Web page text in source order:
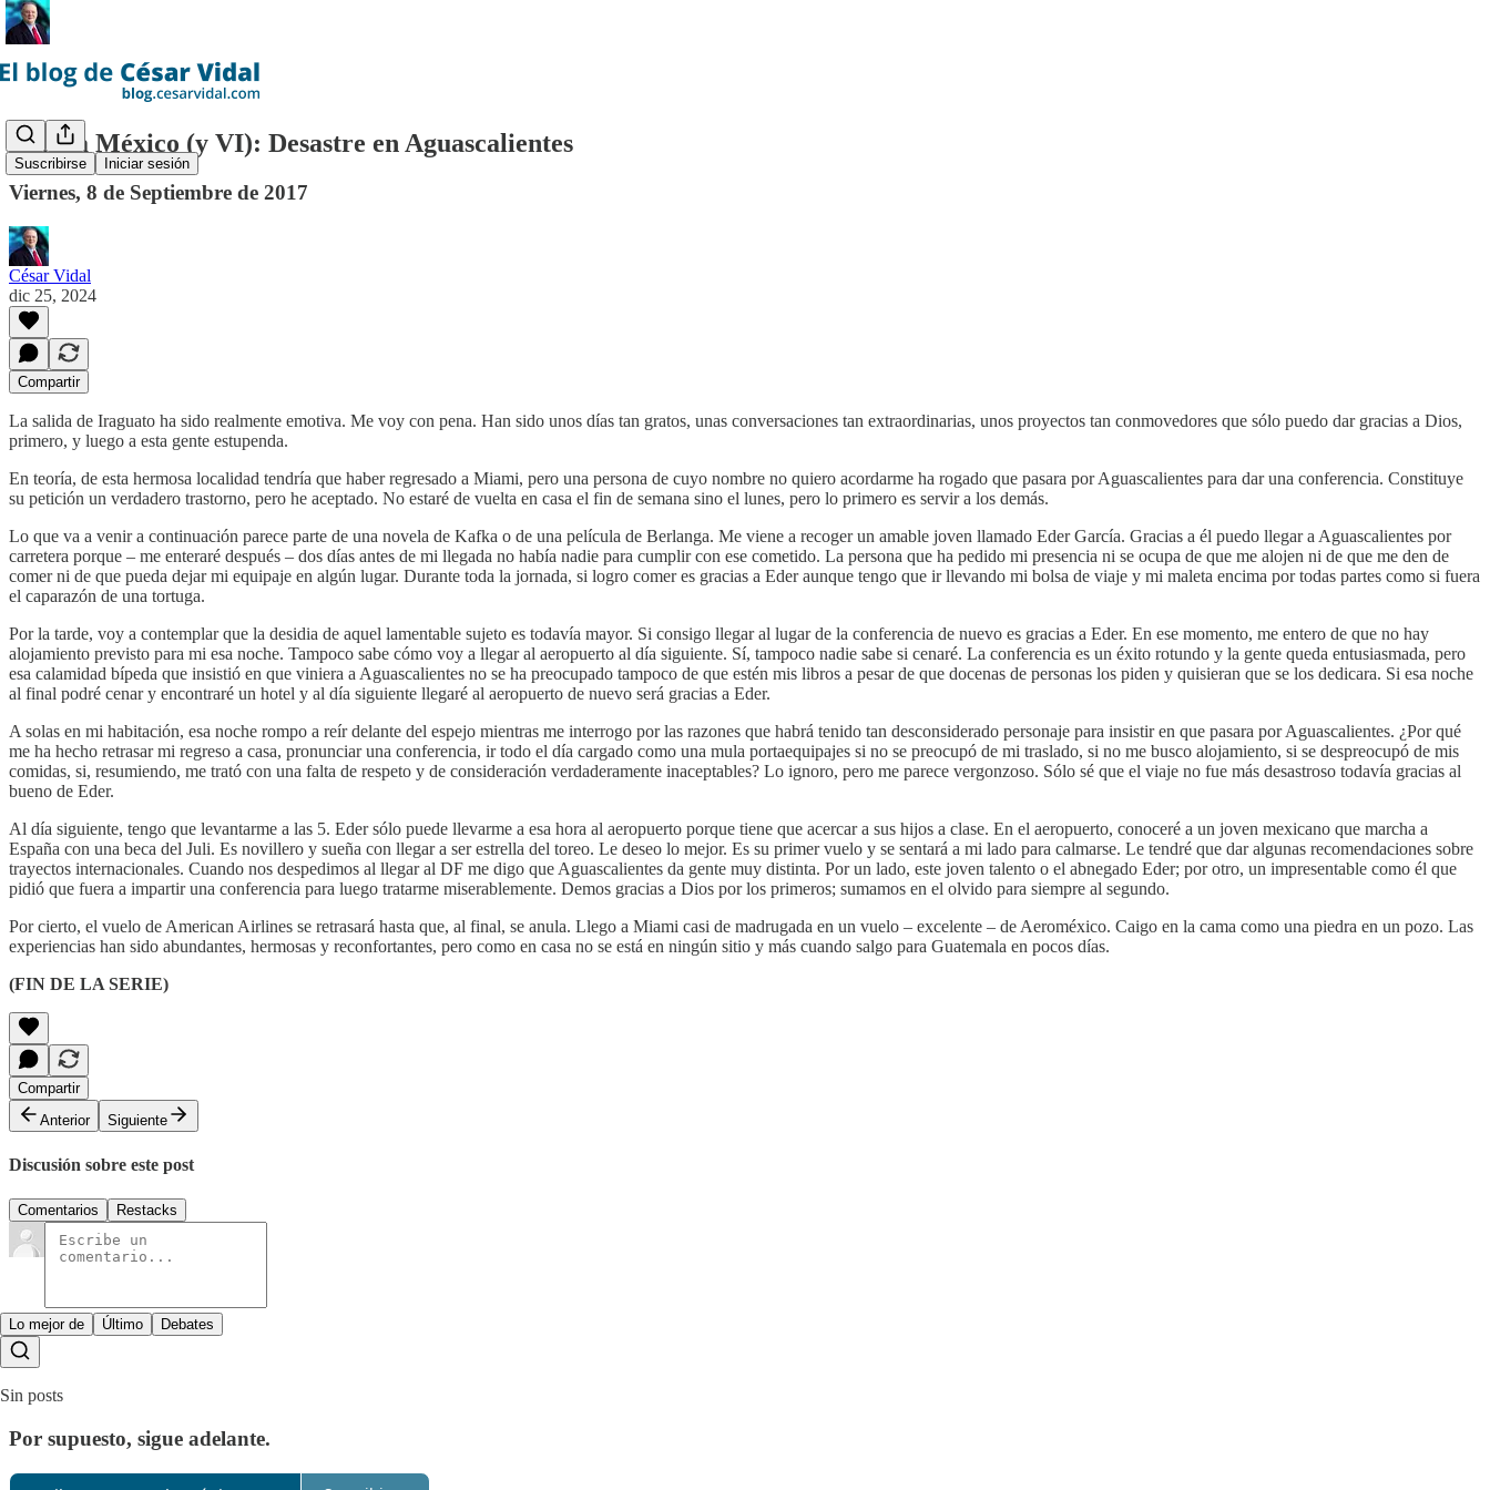
Suscribirse Iniciar sesión
Viaje a México (y VI): Desastre en Aguascalientes
Viernes, 8 de Septiembre de 2017
César Vidal
dic 25, 2024
Compartir
La salida de Iraguato ha sido realmente emotiva. Me voy con pena. Han sido unos días tan gratos, unas conversaciones tan extraordinarias, unos proyectos tan conmovedores que sólo puedo dar gracias a Dios,
primero, y luego a esta gente estupenda.
En teoría, de esta hermosa localidad tendría que haber regresado a Miami, pero una persona de cuyo nombre no quiero acordarme ha rogado que pasara por Aguascalientes para dar una conferencia. Constituye
su petición un verdadero trastorno, pero he aceptado. No estaré de vuelta en casa el fin de semana sino el lunes, pero lo primero es servir a los demás.
Lo que va a venir a continuación parece parte de una novela de Kafka o de una película de Berlanga. Me viene a recoger un amable joven llamado Eder García. Gracias a él puedo llegar a Aguascalientes por
carretera porque – me enteraré después – dos días antes de mi llegada no había nadie para cumplir con ese cometido. La persona que ha pedido mi presencia ni se ocupa de que me alojen ni de que me den de
comer ni de que pueda dejar mi equipaje en algún lugar. Durante toda la jornada, si logro comer es gracias a Eder aunque tengo que ir llevando mi bolsa de viaje y mi maleta encima por todas partes como si fuera
el caparazón de una tortuga.
Por la tarde, voy a contemplar que la desidia de aquel lamentable sujeto es todavía mayor. Si consigo llegar al lugar de la conferencia de nuevo es gracias a Eder. En ese momento, me entero de que no hay
alojamiento previsto para mi esa noche. Tampoco sabe cómo voy a llegar al aeropuerto al día siguiente. Sí, tampoco nadie sabe si cenaré. La conferencia es un éxito rotundo y la gente queda entusiasmada, pero
esa calamidad bípeda que insistió en que viniera a Aguascalientes no se ha preocupado tampoco de que estén mis libros a pesar de que docenas de personas los piden y quisieran que se los dedicara. Si esa noche
al final podré cenar y encontraré un hotel y al día siguiente llegaré al aeropuerto de nuevo será gracias a Eder.
A solas en mi habitación, esa noche rompo a reír delante del espejo mientras me interrogo por las razones que habrá tenido tan desconsiderado personaje para insistir en que pasara por Aguascalientes. ¿Por qué
me ha hecho retrasar mi regreso a casa, pronunciar una conferencia, ir todo el día cargado como una mula portaequipajes si no se preocupó de mi traslado, si no me busco alojamiento, si se despreocupó de mis
comidas, si, resumiendo, me trató con una falta de respeto y de consideración verdaderamente inaceptables? Lo ignoro, pero me parece vergonzoso. Sólo sé que el viaje no fue más desastroso todavía gracias al
bueno de Eder.
Al día siguiente, tengo que levantarme a las 5. Eder sólo puede llevarme a esa hora al aeropuerto porque tiene que acercar a sus hijos a clase. En el aeropuerto, conoceré a un joven mexicano que marcha a
España con una beca del Juli. Es novillero y sueña con llegar a ser estrella del toreo. Le deseo lo mejor. Es su primer vuelo y se sentará a mi lado para calmarse. Le tendré que dar algunas recomendaciones sobre
trayectos internacionales. Cuando nos despedimos al llegar al DF me digo que Aguascalientes da gente muy distinta. Por un lado, este joven talento o el abnegado Eder; por otro, un impresentable como él que
pidió que fuera a impartir una conferencia para luego tratarme miserablemente. Demos gracias a Dios por los primeros; sumamos en el olvido para siempre al segundo.
Por cierto, el vuelo de American Airlines se retrasará hasta que, al final, se anula. Llego a Miami casi de madrugada en un vuelo – excelente – de Aeroméxico. Caigo en la cama como una piedra en un pozo. Las
experiencias han sido abundantes, hermosas y reconfortantes, pero como en casa no se está en ningún sitio y más cuando salgo para Guatemala en pocos días.
(FIN DE LA SERIE)
Compartir
Anterior
Siguiente
Discusión sobre este post
Comentarios Restacks
Lo mejor de Último Debates
Sin posts
Por supuesto, sigue adelante.